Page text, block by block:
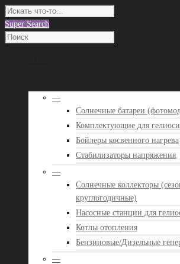
Super Search
—
Солнечные батареи
Комплектующие для
Бойлеры косвенного нагрева
Стабилизаторы напряжения
—
Солнечные коллекторы
круглогодичные)
Насосные станции для
Котлы отопления
Бензиновые/Дизельные
—